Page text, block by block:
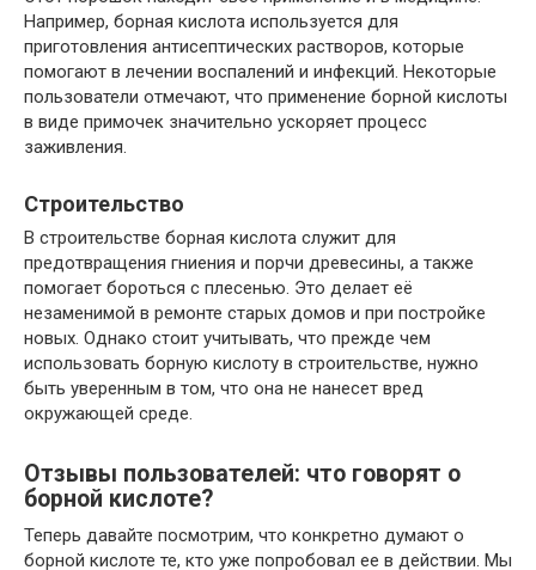
Например, борная кислота используется для
приготовления антисептических растворов, которые
помогают в лечении воспалений и инфекций. Некоторые
пользователи отмечают, что применение борной кислоты
в виде примочек значительно ускоряет процесс
заживления.
Строительство
В строительстве борная кислота служит для
предотвращения гниения и порчи древесины, а также
помогает бороться с плесенью. Это делает её
незаменимой в ремонте старых домов и при постройке
новых. Однако стоит учитывать, что прежде чем
использовать борную кислоту в строительстве, нужно
быть уверенным в том, что она не нанесет вред
окружающей среде.
Отзывы пользователей: что говорят о
борной кислоте?
Теперь давайте посмотрим, что конкретно думают о
борной кислоте те, кто уже попробовал ее в действии. Мы